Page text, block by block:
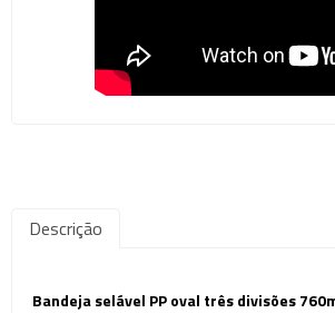
Descrição
Bandeja selável PP oval três divisões